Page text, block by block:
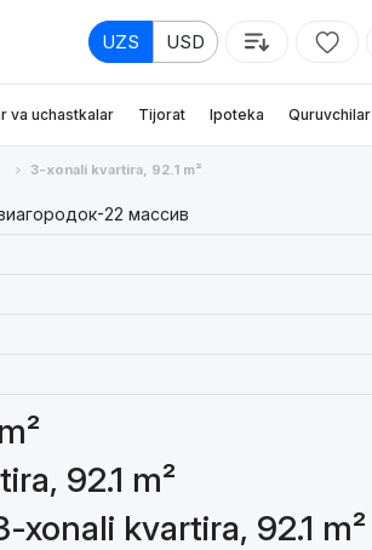
UZS USD
va uchastkalar Tijorat Ipoteka Quruvchilar
3-xonali kvartira, 92.1 m²
22 массив
92.1 m²
kvartira, 92.1 m²